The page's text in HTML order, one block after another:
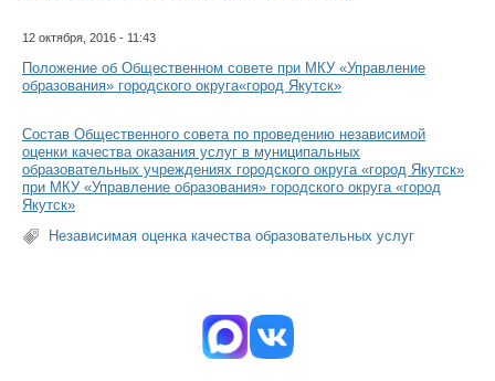
12 октября, 2016 - 11:43
Положение об Общественном совете при МКУ «Управление
образования» городского округа«город Якутск»
Состав Общественного совета по проведению независимой
оценки качества оказания услуг в муниципальных
образовательных учреждениях городского округа «город Якутск»
при МКУ «Управление образования» городского округа «город
Якутск»
Независимая оценка качества образовательных услуг